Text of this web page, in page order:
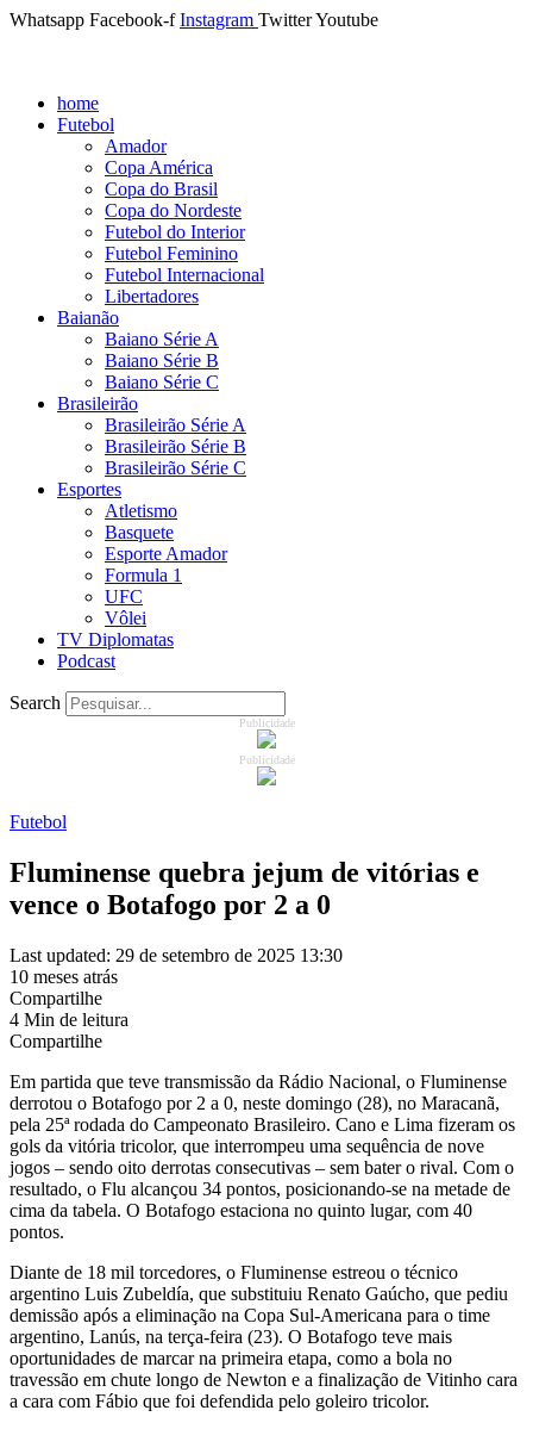
Whatsapp Facebook-f Instagram TwitterYoutube
home
Futebol
Amador
Copa América
Copa do Brasil
Copa do Nordeste
Futebol do Interior
Futebol Feminino
Futebol Internacional
Libertadores
Baianão
Baiano Série A
Baiano Série B
Baiano Série C
Brasileirão
Brasileirão Série A
Brasileirão Série B
Brasileirão Série C
Esportes
Atletismo
Basquete
Esporte Amador
Formula 1
UFC
Vôlei
TV Diplomatas
Podcast
Search
Publicidade
Publicidade
Futebol
Fluminense quebra jejum de vitórias e
vence o Botafogo por 2 a 0
Last updated: 29 de setembro de 2025 13:30
10 meses atrás
Compartilhe
4 Min de leitura
Compartilhe
Em partida que teve transmissão da Rádio Nacional, o Fluminense
derrotou o Botafogo por 2 a 0, neste domingo (28), no Maracanã,
pela 25ª rodada do Campeonato Brasileiro. Cano e Lima fizeram os
gols da vitória tricolor, que interrompeu uma sequência de nove
jogos – sendo oito derrotas consecutivas – sem bater o rival. Com o
resultado, o Flu alcançou 34 pontos, posicionando-se na metade de
cima da tabela. O Botafogo estaciona no quinto lugar, com 40
pontos.
Diante de 18 mil torcedores, o Fluminense estreou o técnico
argentino Luis Zubeldía, que substituiu Renato Gaúcho, que pediu
demissão após a eliminação na Copa Sul-Americana para o time
argentino, Lanús, na terça-feira (23). O Botafogo teve mais
oportunidades de marcar na primeira etapa, como a bola no
travessão em chute longo de Newton e a finalização de Vitinho cara
a cara com Fábio que foi defendida pelo goleiro tricolor.